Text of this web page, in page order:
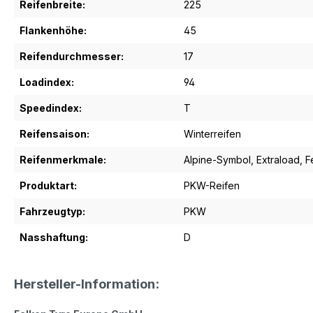
Reifenbreite: 225
Flankenhöhe: 45
Reifendurchmesser: 17
Loadindex: 94
Speedindex: T
Reifensaison: Winterreifen
Reifenmerkmale: Alpine-Symbol , Extraload ,
Produktart: PKW-Reifen
Fahrzeugtyp: PKW
Nasshaftung: D
Hersteller-Information: